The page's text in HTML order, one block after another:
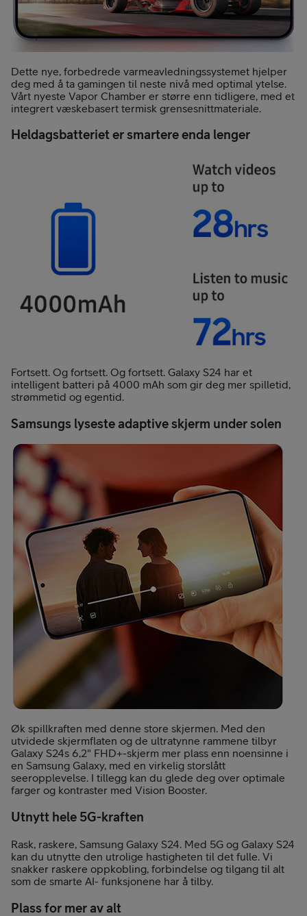
Dette nye, forbedrede varmeavledningssystemet hjelper
deg med å ta gamingen til neste nivå med optimal ytelse.
Vårt nyeste Vapor Chamber er større enn tidligere, med et
integrert væskebasert termisk grensesnittmateriale.
Heldagsbatteriet er smartere enda lenger
Fortsett. Og fortsett. Og fortsett. Galaxy S24 har et
intelligent batteri på 4000 mAh som gir deg mer spilletid,
strømmetid og egentid.
Samsungs lyseste adaptive skjerm under solen
Øk spillkraften med denne store skjermen. Med den
utvidede skjermflaten og de ultratynne rammene tilbyr
Galaxy S24s 6,2" FHD+-skjerm mer plass enn noensinne i
en Samsung Galaxy, med en virkelig storslått
seeropplevelse. I tillegg kan du glede deg over optimale
farger og kontraster med Vision Booster.
Utnytt hele 5G-kraften
Rask, raskere, Samsung Galaxy S24. Med 5G og Galaxy S24
kan du utnytte den utrolige hastigheten til det fulle. Vi
snakker raskere oppkobling, forbindelse og tilgang til alt
som de smarte AI- funksjonene har å tilby.
Plass for mer av alt